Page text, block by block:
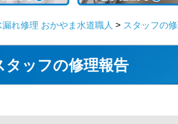
漏れ修理 おかやま水道職人 > スタッフの
タッフの修理報告